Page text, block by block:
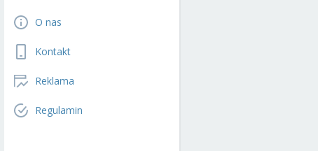
O nas
Kontakt
Reklama
Regulamin